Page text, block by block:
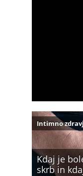
Kdaj je
skrb in
Intimno